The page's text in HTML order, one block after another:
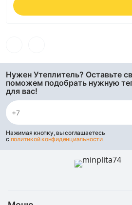
Нужен Утеплитель? Оставьте
поможем подобрать нужную
для вас!
Нажимая кнопку, вы соглашаетесь
с политикой конфиденциальности